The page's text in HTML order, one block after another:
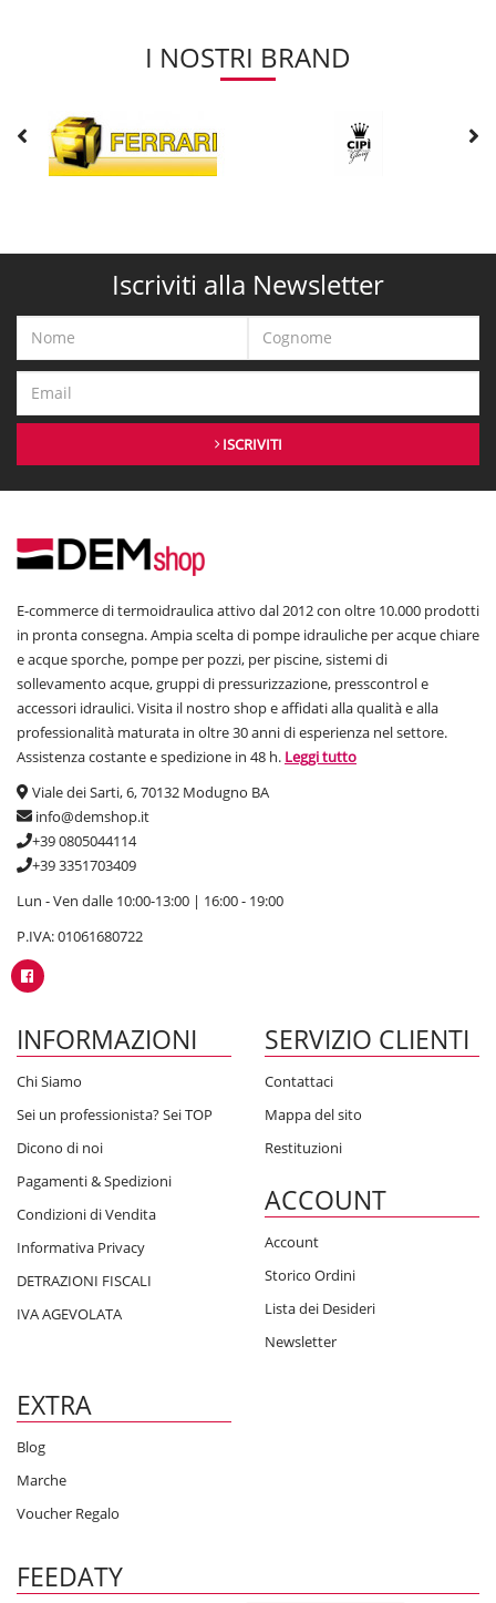
I NOSTRI BRAND
Iscriviti alla Newsletter
ISCRIVITI
E-commerce di termoidraulica attivo dal 2012 con oltre 10.000 prodotti
in pronta consegna. Ampia scelta di pompe idrauliche per acque chiare
e acque sporche, pompe per pozzi, per piscine, sistemi di
sollevamento acque, gruppi di pressurizzazione, presscontrol e
accessori idraulici. Visita il nostro shop e affidati alla qualità e alla
professionalità maturata in oltre 30 anni di esperienza nel settore.
Assistenza costante e spedizione in 48 h. Leggi tutto
Viale dei Sarti, 6, 70132 Modugno BA
info@demshop.it
+39 0805044114
+39 3351703409
Lun - Ven dalle 10:00-13:00 | 16:00 - 19:00
P.IVA: 01061680722
INFORMAZIONI
Chi Siamo
Sei un professionista? Sei TOP
Dicono di noi
Pagamenti & Spedizioni
Condizioni di Vendita
Informativa Privacy
DETRAZIONI FISCALI
IVA AGEVOLATA
SERVIZIO CLIENTI
Contattaci
Mappa del sito
Restituzioni
ACCOUNT
Account
Storico Ordini
Lista dei Desideri
Newsletter
EXTRA
Blog
Marche
Voucher Regalo
FEEDATY